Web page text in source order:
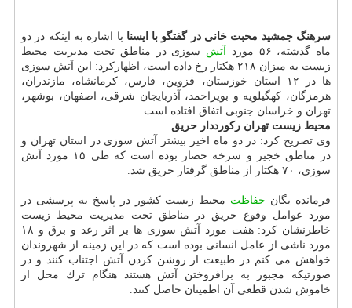
سرهنگ جمشید محبت خانی در گفتگو با ایسنا با اشاره به اینكه در دو
ماه گذشته، ۵۶ مورد
آتش سوزی در مناطق تحت مدیریت محیط
زیست به میزان ۲۱۸ هكتار رخ داده است، اظهاركرد: این آتش سوزی
ها در ۱۲ استان خوزستان، قزوین، فارس، كرمانشاه، مازندران،
هرمزگان، كهگیلویه و بویراحمد، آذربایجان شرقی، اصفهان، بوشهر،
تهران و خراسان جنوبی اتفاق افتاده است.
محیط زیست تهران ركورددار حریق
وی تصریح كرد: در دو ماه اخیر بیشتر آتش سوزی در استان تهران و
در مناطق خجیر و سرخه حصار بوده است كه طی ۱۵ مورد آتش
سوزی، ۷۰ هكتار از مناطق گرفتار حریق شد.
فرمانده یگان حفاظت محیط زیست كشور در پاسخ به پرسشی در
مورد عوامل وقوع حریق در مناطق تحت مدیریت محیط زیست
خاطرنشان كرد: هفت مورد آتش سوزی ها بر اثر رعد و برق و ۱۸
مورد ناشی از عامل انسانی بوده است كه در این زمینه از شهروندان
خواهش می كنم در طبیعت از روشن كردن آتش اجتناب كنند و در
صورتیكه مجبور به برافروختن آتش هستند هنگام ترك محل از
خاموش شدن قطعی آن اطمینان حاصل كنند.